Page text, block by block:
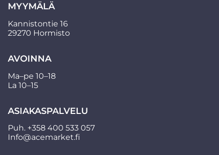
MYYMÄLÄ
Kannistontie 16
29270 Hormisto
AVOINNA
Ma–pe 10–18
La 10–15
ASIAKASPALVELU
Puh. +358 400 533 057
Info@acemarket.fi